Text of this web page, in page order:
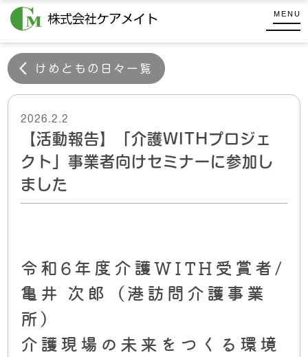
ン
テ
ン
ツ
へ
株
式
会
社
ケ
メ
イ
ト
MENU
けめともの日々一覧
2026.2.2
【活動報告】「介護WITHプロジェ
クト」事業者向けセミナーに参加し
ました
令和6年度介護WITH受賞者/
亀井 次郎（港訪問介護事業
所）
介護現場の未来をつくる環境
式
会
ケ
ア
メ
イ